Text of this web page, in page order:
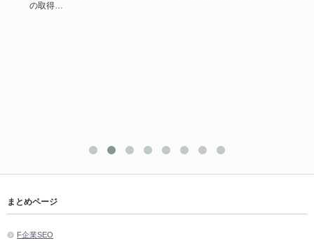
の取得…
まとめページ
F企業SEO